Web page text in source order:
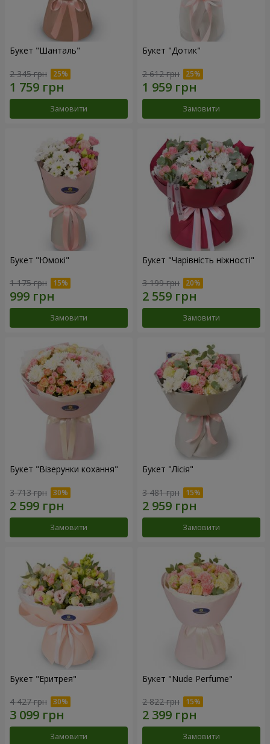
Букет "Шанталь"
2 345 грн
Замовити
Букет "Дотик"
2 612 грн
Замовити
Букет "Юмокі"
1 175 грн
Замовити
Букет "Чарівність ніжності"
3 199 грн
Замовити
Букет "Візерунки кохання"
3 713 грн
Замовити
Букет "Лісія"
3 481 грн
Замовити
Букет "Еритрея"
4 427 грн
Замовити
Букет "Nude Perfume"
2 822 грн
Замовити